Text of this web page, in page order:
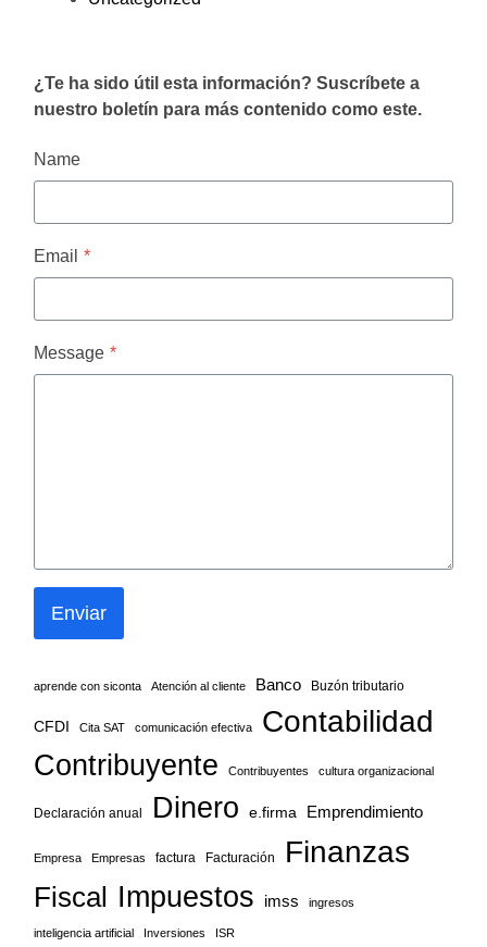
¿Te ha sido útil esta información? Suscríbete a
nuestro boletín para más contenido como este.
Name
Email *
Message *
Enviar
aprende con siconta Atención al cliente Banco Buzón tributario
CFDI Cita SAT comunicación efectiva Contabilidad
Contribuyente Contribuyentes cultura organizacional
Declaración anual Dinero e.firma Emprendimiento
Empresa Empresas factura Facturación Finanzas
Fiscal Impuestos imss ingresos
inteligencia artificial Inversiones ISR